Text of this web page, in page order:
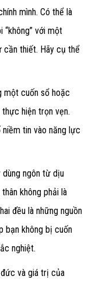
mình. Có thể là
“không” với một
cần thiết. Hãy cụ thể
một cuốn sổ hoặc
hiện trọn vẹn.
tin vào năng lực
dùng ngôn từ dịu
không phải là
đều là những nguồn
bạn không bị cuốn
nghiệt.
đức và giá trị của